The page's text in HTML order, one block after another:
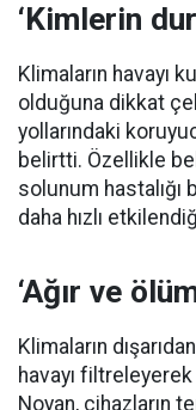
‘Kimlerin
Klimaların havayı
olduğuna dikkat
yollarındaki
belirtti. Özellikle
solunum hastalığı
daha hızlı
‘Ağır ve
Klimaların
havayı
Noyan, cihazların